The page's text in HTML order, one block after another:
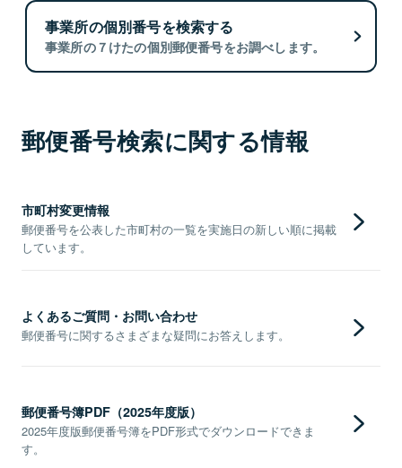
事業所の個別番号を検索する
事業所の７けたの個別郵便番号をお調べします。
郵便番号検索に関する情報
市町村変更情報
郵便番号を公表した市町村の一覧を実施日の新しい順に掲載
しています。
よくあるご質問・お問い合わせ
郵便番号に関するさまざまな疑問にお答えします。
郵便番号簿PDF（2025年度版）
2025年度版郵便番号簿をPDF形式でダウンロードできま
す。